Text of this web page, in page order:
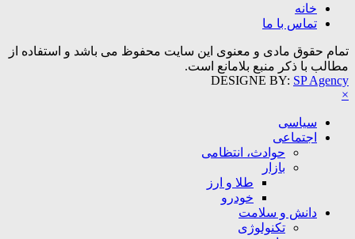
خانه
تماس با ما
تمام حقوق مادی و معنوی این سایت محفوظ می باشد و استفاده از
مطالب با ذکر منبع بلامانع است.
DESIGNE BY: SP Agency
×
سیاسی
اجتماعی
حوادث، انتظامی
بازار
طلا و ارز
خودرو
دانش و سلامت
تکنولوژی